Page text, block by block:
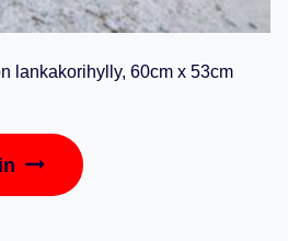
lankakorihylly, 60cm x 53cm